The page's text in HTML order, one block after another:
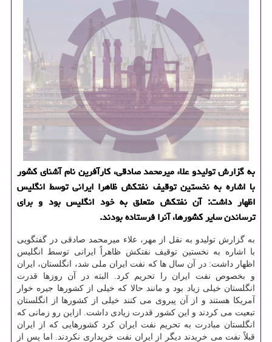
به گزارش تولیدو علاء میرمحمد صادقی، كارآفرین نام آشنای كشور
با اشاره به نخستین توقیف نفتكش ظاهرا ایرانی توسط انگلیس
اظهار داشت: آن نفتكش متعلق به خود انگلیس بود و برای
ترساندن سایر كشورها، آنرا فرستاده بودند.
به گزارش تولیدو به نقل از مهر، علاء میرمحمد صادقی در گفتگویی
با اشاره به نخستین توقیف نفتكش ظاهراً ایرانی توسط انگلیس
اظهار داشت: در آن سال ها كه نفت ایران ملی شد، انگلستان، ایران
و بخصوص نفت ایران را تحریم كرد. البته در آن روزها قدرت
انگلستان خیلی زیاد بود و مانند حالا كه خیلی از كشورها جیره خوار
آمریكا هستند و از آن پیروی می كنند خیلی از كشورها از انگلستان
تبعیت می كردند و این كشور قدرت زیادی داشت. ازاین رو زمانی كه
انگلستان مبادرت به تحریم نفت ایران كرد كشورهایی كه از ایران
قبلاً نفت می خریدند دیگر از ایران نفت خریداری نكردند. اما پس از